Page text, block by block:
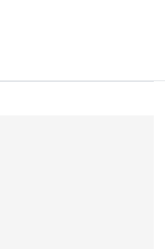
Icon